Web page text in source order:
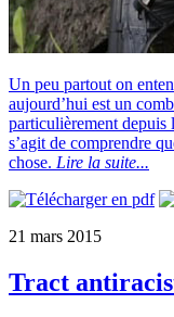
Un peu partout on
aujourd’hui est un
particulièrement depuis
s’agit de comprendre
chose. Lire la suite...
21 mars 2015
Tract